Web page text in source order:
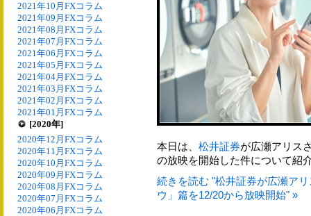
2021年10月FXコラム
2021年09月FXコラム
2021年08月FXコラム
2021年07月FXコラム
2021年06月FXコラム
2021年05月FXコラム
2021年04月FXコラム
2021年03月FXコラム
2021年02月FXコラム
2021年01月FXコラム
[2020年]
2020年12月FXコラム
2020年11月FXコラム
2020年10月FXコラム
2020年09月FXコラム
2020年08月FXコラム
2020年07月FXコラム
2020年06月FXコラム
本日は、 松井証券が広瀬アリス
の放映を開始した件について紹
続きを読む "松井証券が広瀬ア
ウ」篇を12/20から放映開始" »